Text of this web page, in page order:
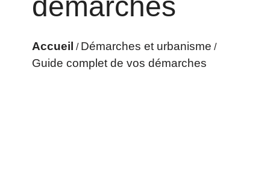
Accueil / Démarches et urbanisme /
Guide complet de vos démarches